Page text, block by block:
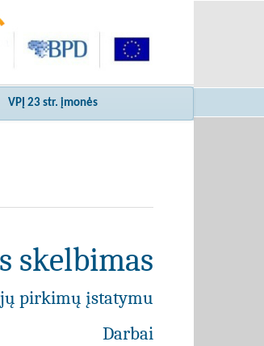
VPĮ 23 str. įmonės
skelbimas
pirkimų įstatymu
Darbai